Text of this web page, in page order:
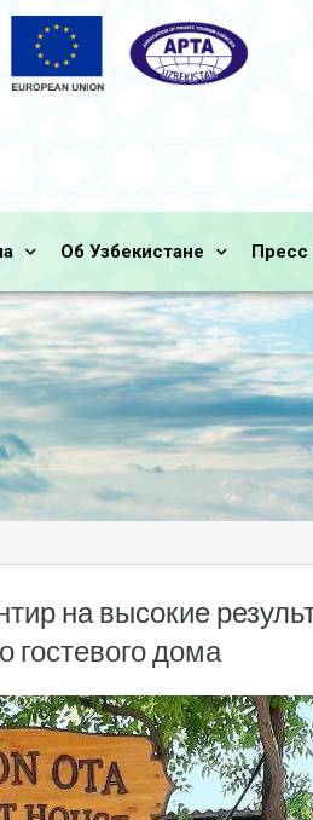
Об Узбекистане Пресс
на высокие
гостевого дома